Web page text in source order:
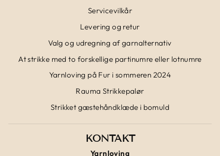
Servicevilkår
Levering og retur
Valg og udregning af garnalternativ
At strikke med to forskellige partinumre eller lotnumre
Yarnloving på Fur i sommeren 2024
Rauma Strikkepalør
Strikket gæstehåndklæde i bomuld
KONTAKT
Yarnloving